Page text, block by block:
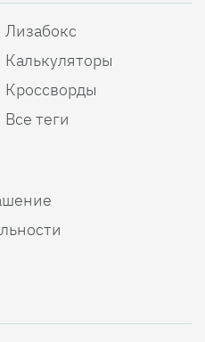
Лизабокс
Калькуляторы
Кроссворды
Все теги